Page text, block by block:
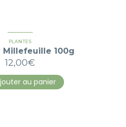
PLANTES
Millefeuille 100g
12,00€
au panier